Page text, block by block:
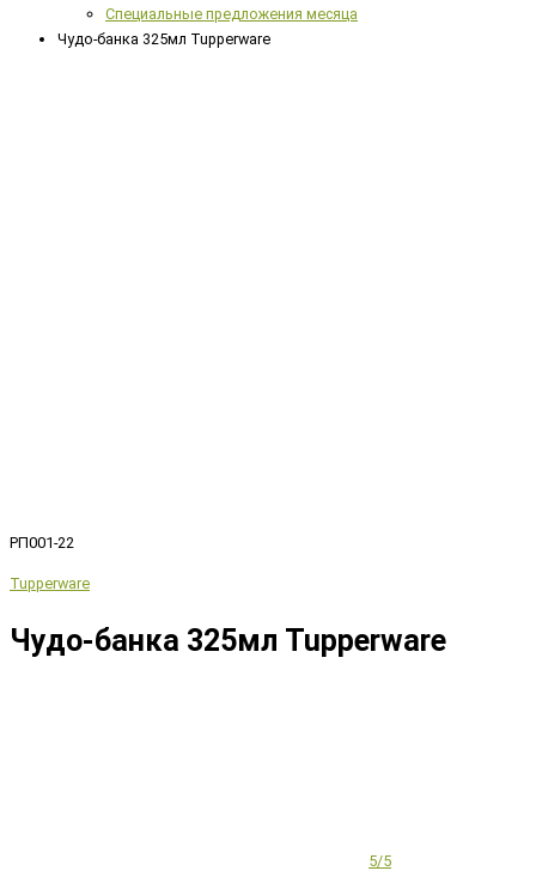
Специальные предложения месяца
Чудо-банка 325мл Tupperware
РП001-22
Tupperware
Чудо-банка 325мл Tupperware
5/5